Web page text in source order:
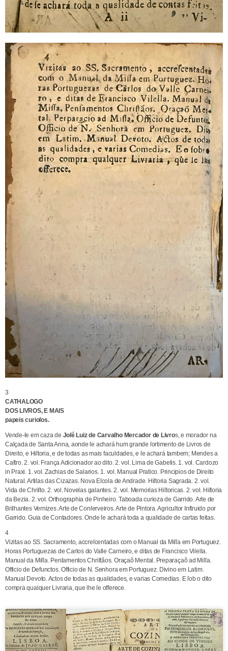
3
CATHALOGO
DOS LIVROS, E MAIS
papeis curioſos.
Vende-ſe em caza de Joſé Luiz de Carvalho Mercador de Livros, e morador na
Calçada de Santa Anna, aonde ſe achará hum grande ſortimento de Livros de
Direito, e Hiſtoria, e de todas as mais faculdades, e ſe achará tambem; Mendes a
Caſtro. 2. vol. França Adicionador ao dito. 2. vol. Lima de Gabelis. 1. vol. Cardozo
in Praxi. 1. vol. Zachias de Salarios. 1. vol. Manual Pratico. Principios de Direito
Natural. Artiſas das Cizazas. Nova Eſcola de Andrade. Hiſtoria Sagrada. 2. vol.
Vida de Chriſto. 2. vol. Novelas galantes. 2. vol. Memorias Hiſtoricas. 2. vol. Hiſtoria
da Bezia. 2. vol. Orthographia de Pinheiro. Taboada curioza de Garrido. Arte de
Brilhantes Vernizes. Arte de Conſerveiros. Arte de Pintora. Agricultor Inſtruido por
Garrido. Guia de Contadores. Onde ſe achará toda a qualidade de cartas feitas.
4
Vizitas ao SS. Sacramento, accreſcentadas com o Manual da Miſſa em Portuguez.
Horas Portuguezas de Carlos do Valle Carneiro, e ditas de Francisco Vilella.
Manual da Miſſa. Penſamentos Chriſtãos. Oraçaõ Mental. Preparaçaõ ad Miſſa.
Officio de Defunctos. Officio de N. Senhora em Portuguez. Divino em Latim.
Manual Devoto. Actos de todas as qualidades, e varias Comedias. E ſob o dito
compra qualquer Livraria, que lhe ſe offerece.